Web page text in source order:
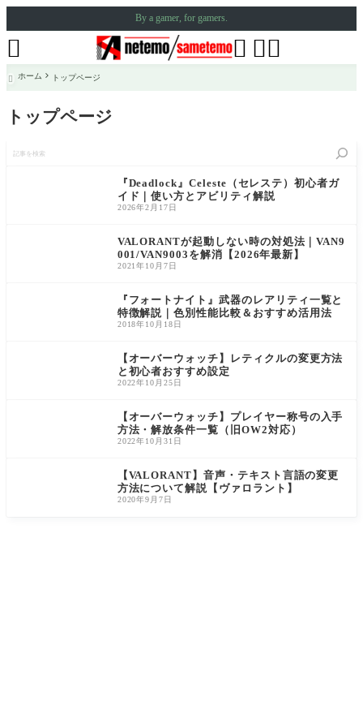
By a gamer, for gamers.
 

 ホーム トップページ
トップページ
『Deadlock』Celeste（セレステ）初心者ガ
イド｜使い方とアビリティ解説
2026年2月17日
VALORANTが起動しない時の対処法｜VAN9
001/VAN9003を解消【2026年最新】
2021年10月7日
『フォートナイト』武器のレアリティ一覧と
特徴解説｜色別性能比較＆おすすめ活用法
2018年10月18日
【オーバーウォッチ】レティクルの変更方法
と初心者おすすめ設定
2022年10月25日
【オーバーウォッチ】プレイヤー称号の入手
方法・解放条件一覧（旧OW2対応）
2022年10月31日
【VALORANT】音声・テキスト言語の変更
方法について解説【ヴァロラント】
2020年9月7日